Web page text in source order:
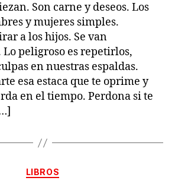
Son carne y deseos. Los
y mujeres simples.
a los hijos. Se van
peligroso es repetirlos,
en nuestras espaldas.
esa estaca que te oprime y
en el tiempo. Perdona si te
Categorías
LIBROS